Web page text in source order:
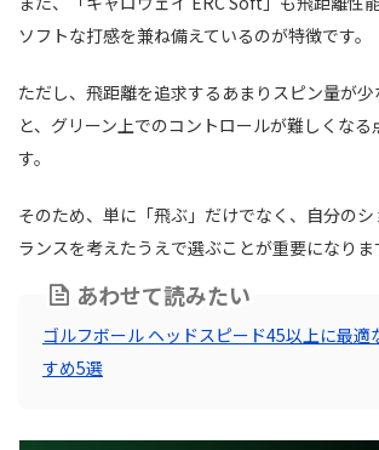
ソフトな打感を兼ね備えているのが特徴です。
ただし、飛距離を追求するあまりスピン量が
と、グリーン上でのコントロールが難しくな
す。
そのため、単に「飛ぶ」だけでなく、自分の
ランスを考えたうえで選ぶことが重要になりま
あわせて読みたい
ゴルフボール ヘッドスピード45以上に最適
すめ5選